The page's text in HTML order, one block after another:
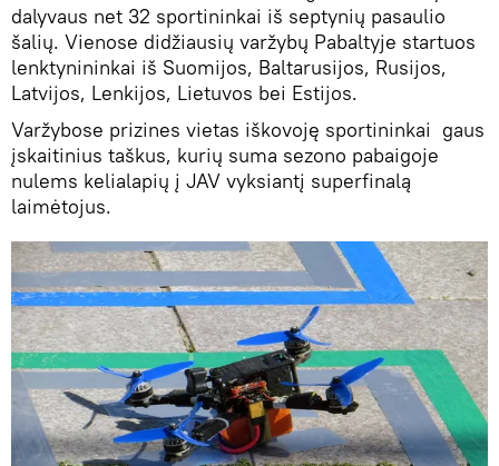
dalyvaus net 32 sportininkai iš septynių pasaulio
šalių. Vienose didžiausių varžybų Pabaltyje startuos
lenktynininkai iš Suomijos, Baltarusijos, Rusijos,
Latvijos, Lenkijos, Lietuvos bei Estijos.
Varžybose prizines vietas iškovoję sportininkai gaus
įskaitinius taškus, kurių suma sezono pabaigoje
nulems kelialapių į JAV vyksiantį superfinalą
laimėtojus.